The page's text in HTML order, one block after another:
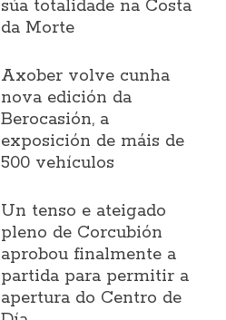
súa totalidade na Costa
da Morte
Axober volve cunha
nova edición da
Berocasión, a
exposición de máis de
500 vehículos
Un tenso e ateigado
pleno de Corcubión
aprobou finalmente a
partida para permitir a
apertura do Centro de